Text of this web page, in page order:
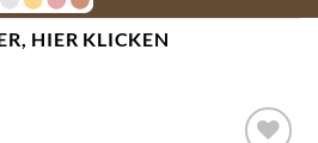
HIER KLICKEN